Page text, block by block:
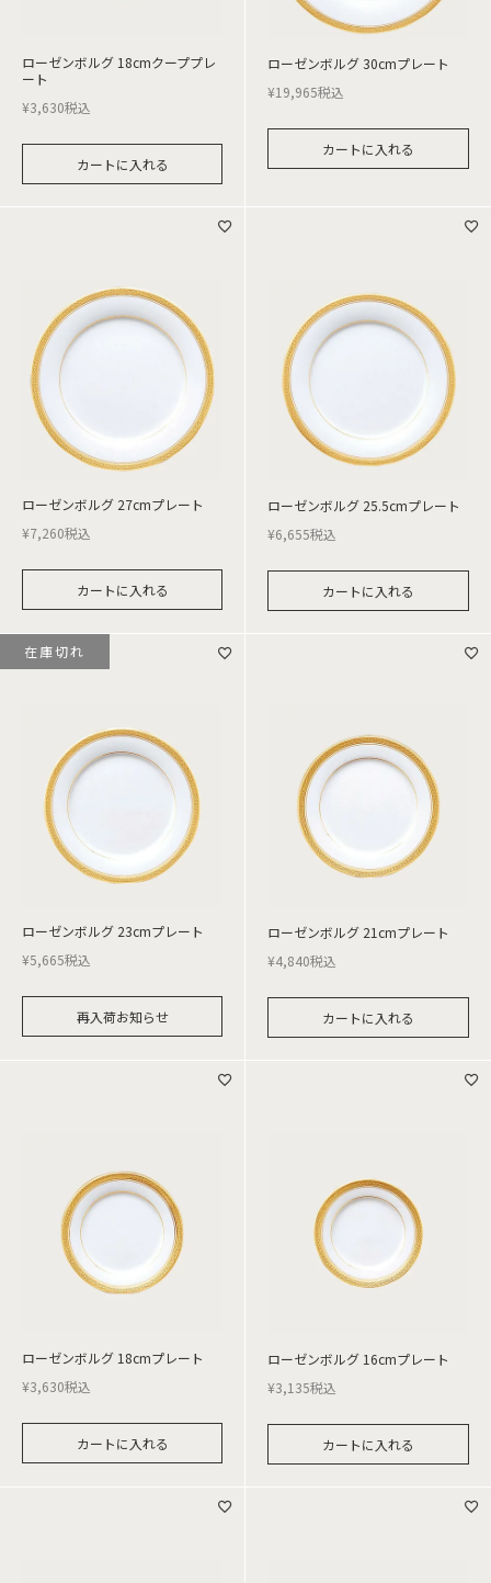
ローゼンボルグ 18cmクーププレ
ート
¥3,630税込
カートに入れる
ローゼンボルグ 30cmプレート
¥19,965税込
カートに入れる
ローゼンボルグ 27cmプレート
¥7,260税込
カートに入れる
ローゼンボルグ 25.5cmプレート
¥6,655税込
カートに入れる
ローゼンボルグ 23cmプレート
¥5,665税込
再入荷お知らせ
在庫切れ
ローゼンボルグ 21cmプレート
¥4,840税込
カートに入れる
ローゼンボルグ 18cmプレート
¥3,630税込
カートに入れる
ローゼンボルグ 16cmプレート
¥3,135税込
カートに入れる